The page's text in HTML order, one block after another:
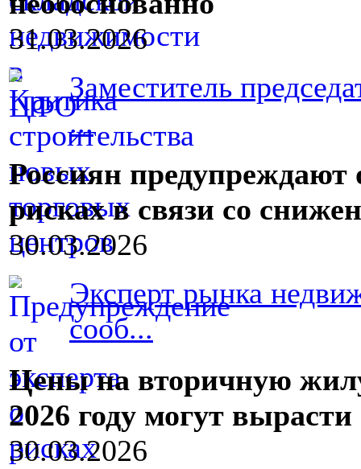
31.03.2026
Заместитель
...
Россиян
рисках в связи со
30.03.2026
Эксперт рынка
сооб...
Цены на вторичную
2026 году могут
30.03.2026